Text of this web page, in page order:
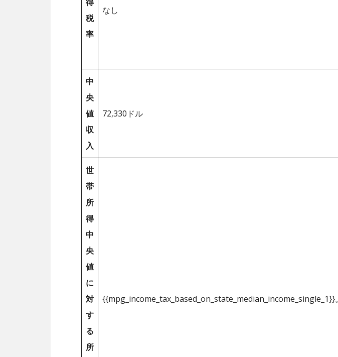
税
率
なし
中
央
値
収
入
72,330ドル
世
帯
所
得
中
央
値
に
対
す
る
所
{{mpg_income_tax_based_on_state_median_income_single_1}}。